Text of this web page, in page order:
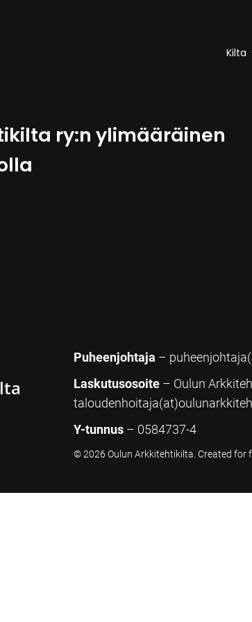
Kilta
ry:n ylimääräinen
Puheenjohtaja –
Laskutusosoite – Oulun
Y-tunnus – 0584737-4
© 2026 Oulun Arkkitehtikilta. Created for